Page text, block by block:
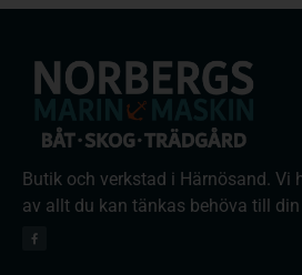
Butik och verkstad i Härnösand. Vi
av allt du kan tänkas behöva till